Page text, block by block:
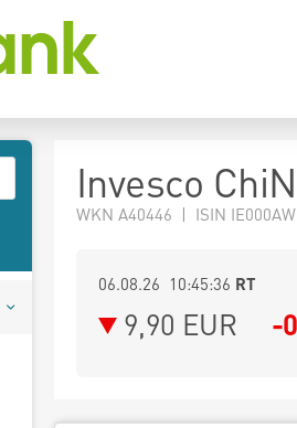
Invesco
WKN A40446 | ISIN
06.08.26 10:45:36 RT
9,90 EUR -